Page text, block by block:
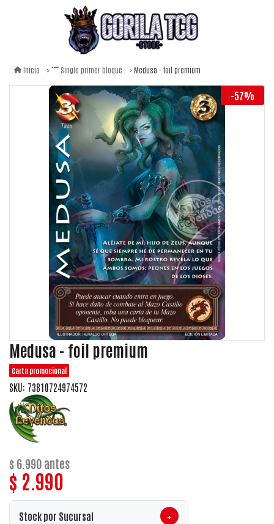
Inicio Single primer bloque Medusa - foil premium
-57%
Medusa - foil premium
Carta promocional
SKU: 73810724974572
$ 6.990antes
$ 2.990
Stock por Sucursal +